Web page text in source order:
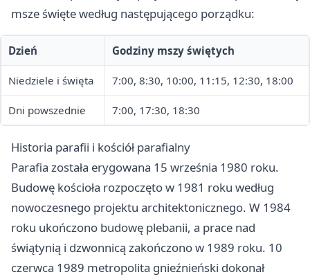
msze święte według następującego porządku:
Dzień Godziny mszy świętych
Niedziele i święta 7:00, 8:30, 10:00, 11:15, 12:30, 18:00
Dni powszednie 7:00, 17:30, 18:30
Historia parafii i kościół parafialny
Parafia została erygowana 15 września 1980 roku.
Budowę kościoła rozpoczęto w 1981 roku według
nowoczesnego projektu architektonicznego. W 1984
roku ukończono budowę plebanii, a prace nad
świątynią i dzwonnicą zakończono w 1989 roku. 10
czerwca 1989 metropolita gnieźnieński dokonał